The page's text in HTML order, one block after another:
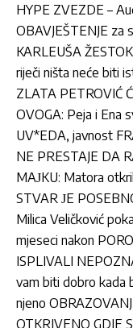
HYPE ZVEZDE –
OBAVJEŠTENJE za
KARLEUŠA
riječi ništa neće biti
ZLATA PETROVIĆ
OVOGA: Peja i Ena
UV*EDA, javnost
NE PRESTAJE DA
MAЈKU: Matora
STVAR ЈE
Milica Veličković
mjeseci nakon
ISPLIVALI
vam biti dobro kada
njeno
OTKRIVENO GDJE